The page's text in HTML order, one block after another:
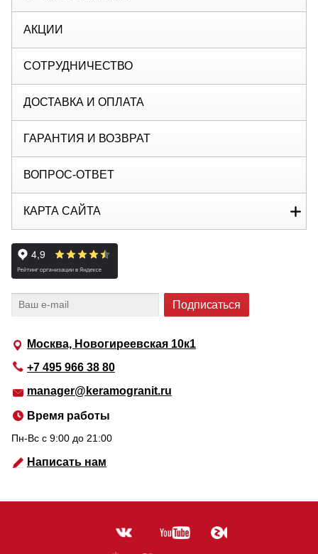
Москва, Новогиреевская 10к1
+7 495 966 38 80
manager@keramogranit.ru
Время работы
Пн-Вс c 9:00 до 21:00
Написать нам
АКЦИИ
СОТРУДНИЧЕСТВО
ДОСТАВКА И ОПЛАТА
ГАРАНТИЯ И ВОЗВРАТ
ВОПРОС-ОТВЕТ
КАРТА САЙТА